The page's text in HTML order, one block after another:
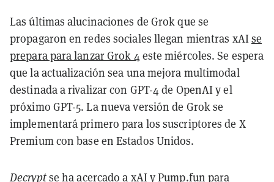
Las últimas alucinaciones de Grok que se
propagaron en redes sociales llegan mientras xAIse
prepara para lanzar Grok 4 este miércoles. Se espera
que la actualización sea una mejora multimodal
destinada a rivalizar con GPT-4 de OpenAI y el
próximo GPT-5. La nueva versión de Grok se
implementará primero para los suscriptores de X
Premium con base en Estados Unidos.
Decryptse ha acercado a xAI y Pump.fun para